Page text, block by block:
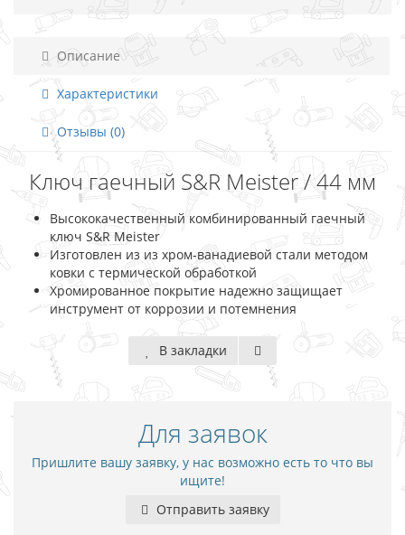
Описание
Характеристики
Отзывы (0)
Ключ гаечный S&R Meister / 44 мм
Высококачественный комбинированный гаечный
ключ S&R Meister
Изготовлен из из хром-ванадиевой стали методом
ковки с термической обработкой
Хромированное покрытие надежно защищает
инструмент от коррозии и потемнения
В закладки
Для заявок
Пришлите вашу заявку, у нас возможно есть то что вы
ищите!
Отправить заявку